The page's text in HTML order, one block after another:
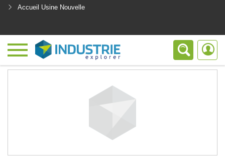
Accueil Usine Nouvelle